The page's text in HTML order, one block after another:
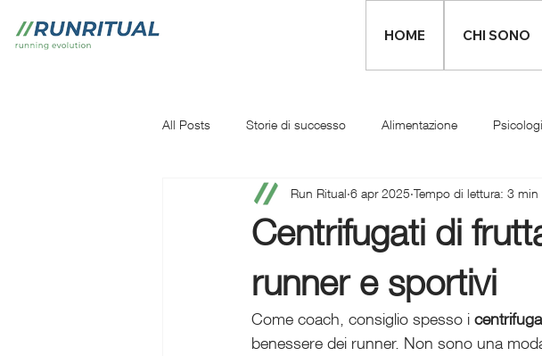
HOME CHI SONO
All Posts Storie di successo Alimentazione
Iniziare a correre Infortuni
Centrifugati di
runner e sportivi
Run Ritual 6 apr 2025 Tempo di lettura: 3 min
Come coach, consiglio spesso i
benessere dei runner. Non sono una